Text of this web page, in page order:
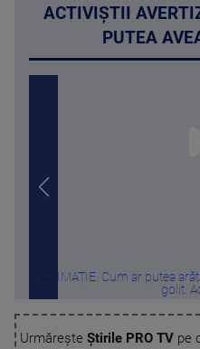
ACTIVIȘTII
PUTEA
ANIMAȚIE. Cum ar putea
golit.
Urmărește Știrile PRO TVpe